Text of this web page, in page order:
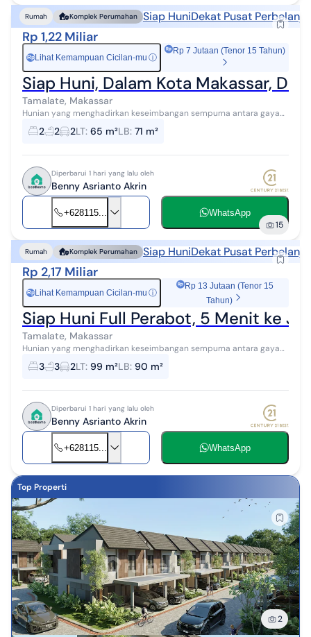
Rumah Komplek Perumahan Siap HuniDekat Pusat
Rp 1,22 Miliar
Rp Lihat Kemampuan Cicilan-mu ⓘ
Rp 7 Jutaan (Tenor 15 Tahun)
Siap Huni, Dalam Kota Makassar,
Tamalate, Makassar
Hunian yang menghadirkan keseimbangan sempurna antara gaya
hidup dinamis perkotaan dan ketenangan yang kamu impikan 5
menit ke Mall MARI 5 menit ...
2 2 2LT: 65 m²LB: 71 m²
Diperbarui 1 hari yang lalu oleh
Benny Asrianto Akrin
+628115... WhatsApp
15
Rumah Komplek Perumahan Siap HuniDekat Pusat
Rp 2,17 Miliar
Rp Lihat Kemampuan Cicilan-mu ⓘ
Rp 13 Jutaan (Tenor 15
Tahun)
Siap Huni Full Perabot, 5 Menit ke
Tamalate, Makassar
Hunian yang menghadirkan keseimbangan sempurna antara gaya
hidup dinamis perkotaan dan ketenangan yang kamu impikan 5
menit ke Mall MARI 5 menit ...
3 3 2LT: 99 m²LB: 90 m²
Diperbarui 1 hari yang lalu oleh
Benny Asrianto Akrin
+628115... WhatsApp
Top Properti
2